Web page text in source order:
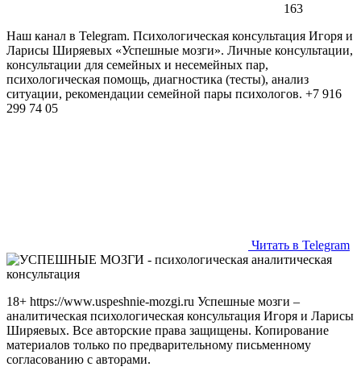
163
Наш канал в Telegram. Психологическая консультация Игоря и
Ларисы Ширяевых «Успешные мозги». Личные консультации,
консультации для семейных и несемейных пар,
психологическая помощь, диагностика (тесты), анализ
ситуации, рекомендации семейной пары психологов. +7 916
299 74 05
Читать в Telegram
18+ https://www.uspeshnie-mozgi.ru Успешные мозги –
аналитическая психологическая консультация Игоря и Ларисы
Ширяевых. Все авторские права защищены. Копирование
материалов только по предварительному письменному
согласованию с авторами.